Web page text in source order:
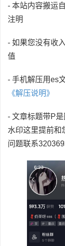
- 本站内容搬运
注明
- 如果您没有收
值
- 手机解压用es
《解压说明》
- 文章标题带P
水印这里提前和
问题联系